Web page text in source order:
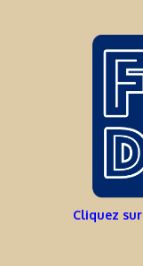
Cliquez